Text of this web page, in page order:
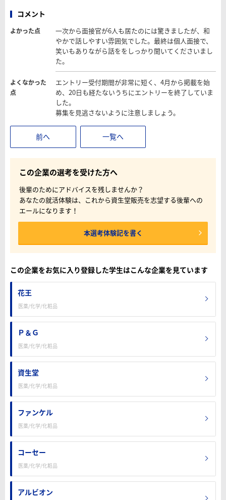
コメント
よかった点
一次から面接官が6人も居たのには驚きましたが、和
やかで話しやすい雰囲気でした。最終は個人面接で、
笑いもありながら話ををしっかり聞いてくださいまし
た。
よくなかった
点
エントリー受付期間が非常に短く、4月から掲載を始
め、20日も経たないうちにエントリーを終了していま
した。
募集を見逃さないように注意しましょう。
前へ 一覧へ
この企業の選考を受けた方へ
後輩のためにアドバイスを残しませんか？
あなたの就活体験は、これから資生堂販売を志望する後輩への
エールになります！
本選考体験記を書く
この企業をお気に入り登録した学生はこんな企業を見ています
花王
医薬/化学/化粧品
Ｐ＆Ｇ
医薬/化学/化粧品
資生堂
医薬/化学/化粧品
ファンケル
医薬/化学/化粧品
コーセー
医薬/化学/化粧品
アルビオン